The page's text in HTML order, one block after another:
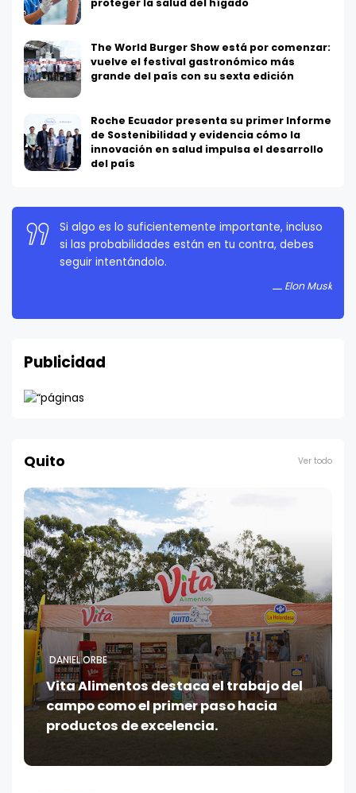
proteger la salud del hígado
The World Burger Show está por comenzar:
vuelve el festival gastronómico más
grande del país con su sexta edición
Roche Ecuador presenta su primer Informe
de Sostenibilidad y evidencia cómo la
innovación en salud impulsa el desarrollo
del país
Si algo es lo suficientemente importante, incluso
si las probabilidades están en tu contra, debes
seguir intentándolo.
Elon Musk
La persistencia es muy importante. No debes
rendirte a menos que estés obligado a rendirte.
Publicidad
Quito Ver todo
DANIEL ORBE
Vita Alimentos destaca el trabajo del
campo como el primer paso hacia
productos de excelencia.